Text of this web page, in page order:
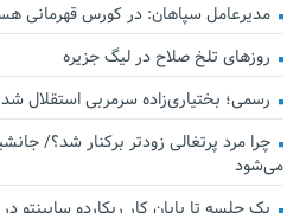
مدیرعامل سپاهان: در کورس قهرمانی
روزهای تلخ صلاح در لیگ جزیره
رسمی؛ بختیاری‌زاده سرمربی استقلال شد
چرا مرد پرتغالی زودتر برکنار شد؟/
می‌شود